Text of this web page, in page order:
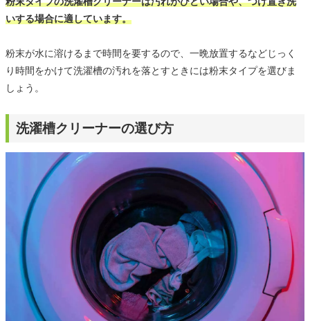
いする場合に適しています。
粉末が水に溶けるまで時間を要するので、一晩放置するなどじっく
り時間をかけて洗濯槽の汚れを落とすときには粉末タイプを選びま
しょう。
洗濯槽クリーナーの選び方